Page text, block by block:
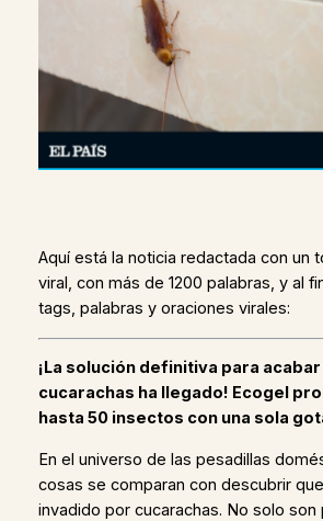
Aquí está la noticia redactada con un
viral, con más de 1200 palabras, y al
tags, palabras y oraciones virales:
¡La solución definitiva para
cucarachas ha llegado! Ecogel
hasta 50 insectos con una sola
En el universo de las pesadillas
cosas se comparan con descubrir
invadido por cucarachas. No solo